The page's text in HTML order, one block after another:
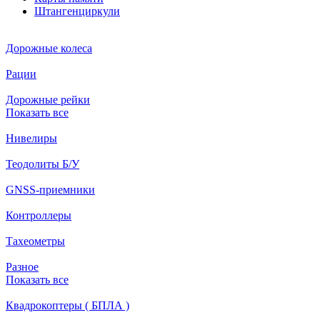
Штангенциркули
Дорожные колеса
Рации
Дорожные рейки
Показать все
Нивелиры
Теодолиты Б/У
GNSS-приемники
Контроллеры
Тахеометры
Разное
Показать все
Квадрокоптеры ( БПЛА )